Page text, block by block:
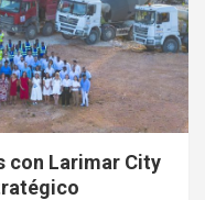
con Larimar City